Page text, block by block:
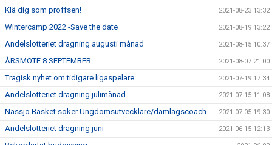
Klä dig som proffsen! 2021-08-23 13:32
Wintercamp 2022 -Save the date 2021-08-19 13:22
Andelslotteriet dragning augusti månad 2021-08-15 10:37
ÅRSMÖTE 8 SEPTEMBER 2021-08-07 21:00
Tragisk nyhet om tidigare ligaspelare 2021-07-19 17:34
Andelslotteriet dragning julimånad 2021-07-15 11:08
Nässjö Basket söker Ungdomsutvecklare/damlagscoach 2021-07-05 19:30
Andelslotteriet dragning juni 2021-06-15 12:13